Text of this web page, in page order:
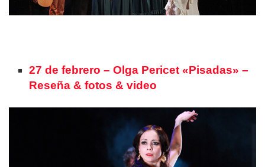
27 de febrero – Olga Pericet «Pisadas» –
Reseña & fotos & video